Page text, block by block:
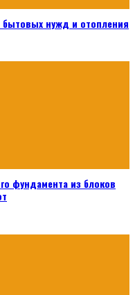
бытовых нужд и отопления
фундамента из блоков